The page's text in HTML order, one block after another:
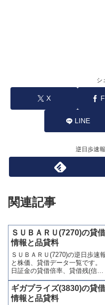
シ
X
LINE
逆日歩速
関連記事
ＳＵＢＡＲＵ(7270)の貸借
情報と品貸料
ＳＵＢＡＲＵ(7270)の逆日歩速
と株価、貸借データ一覧です。
日証金の貸借倍率、貸借残(信用
買残、信用売残)、品貸料(逆日
歩)、東証の週末残高、規制(注意
喚起・申込停止)など、空売り関
連情報を集計し、図解でわかり
ギガプライズ(3830)の貸借
情報と品貸料